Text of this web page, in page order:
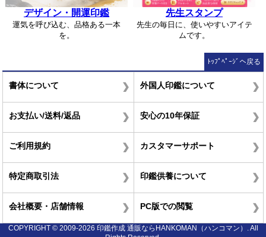
デザイン・開運印鑑
運気を呼び込む、品格ある一本
を。
先生スタンプ
先生の毎日に、使いやすいアイテ
ムです。
ﾄｯﾌﾟﾍﾟｰｼﾞへ戻る
書体について 外国人印鑑について
お支払い/送料/返品 安心の10年保証
ご利用規約 カスタマーサポート
特定商取引法 印鑑供養について
会社概要・店舗情報 PC版での閲覧
COPYRIGHT © 2009-2026 印鑑作成 通販ならHANKOMAN（ハンコマン）. All